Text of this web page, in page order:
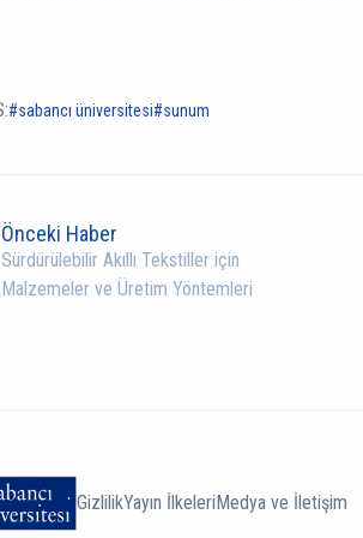
sabancı üniversitesi sunum
Önceki Haber
Sürdürülebilir Akıllı Tekstiller için
Malzemeler ve Üretim Yöntemleri
GizlilikYayın İlkeleriMedya ve İletişim